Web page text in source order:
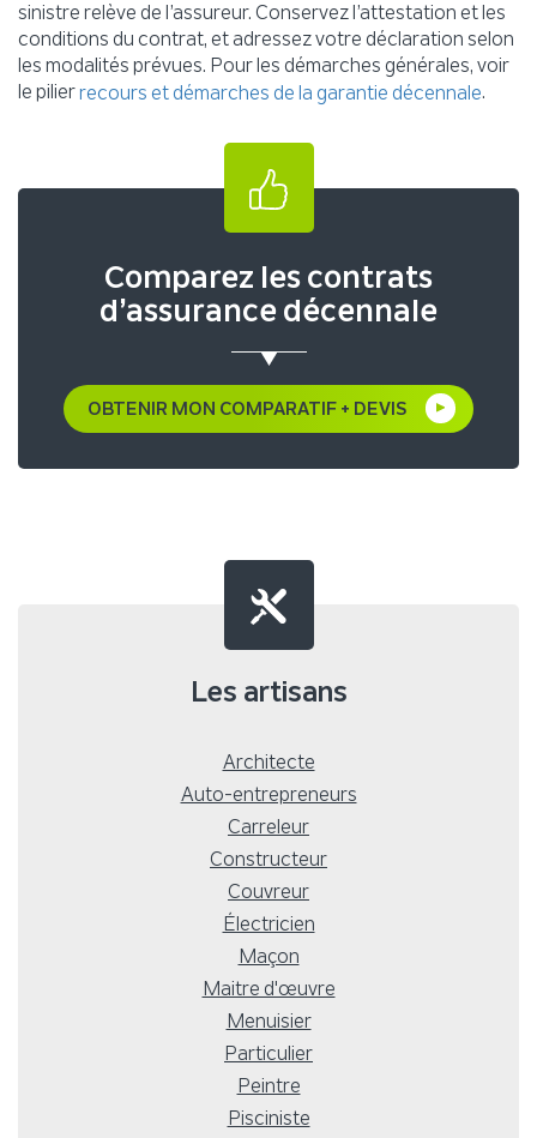
sinistre relève de l’assureur. Conservez l’attestation et les
conditions du contrat, et adressez votre déclaration selon
les modalités prévues. Pour les démarches générales, voir
le pilierrecours et démarches de la garantie décennale.
Comparez les contrats
d’assurance décennale
OBTENIR MON COMPARATIF + DEVIS
Les artisans
Architecte
Auto-entrepreneurs
Carreleur
Constructeur
Couvreur
Électricien
Maçon
Maitre d'œuvre
Menuisier
Particulier
Peintre
Pisciniste